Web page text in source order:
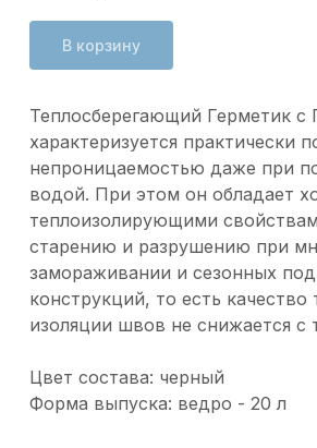
В корзину
Теплосберегающий Герметик с
характеризуется практически
непроницаемостью даже при
водой. При этом он обладает
теплоизолирующими
старению и разрушению при
замораживании и сезонных
конструкций, то есть
изоляции швов не снижается с
Цвет состава: черный
Форма выпуска: ведро - 20 л